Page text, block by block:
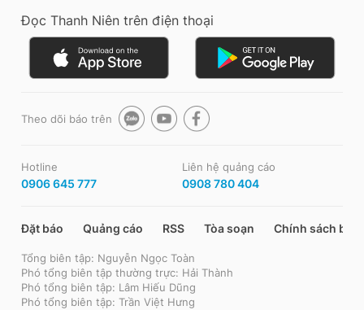
Đọc Thanh Niên trên điện thoại
Theo dõi báo trên
Hotline
0906 645 777
Liên hệ quảng cáo
0908 780 404
Đặt báo Quảng cáo RSS Tòa soạn Chính sách bảo
Tổng biên tập: Nguyễn Ngọc Toàn
Phó tổng biên tập thường trực: Hải Thành
Phó tổng biên tập: Lâm Hiếu Dũng
Phó tổng biên tập: Trần Việt Hưng